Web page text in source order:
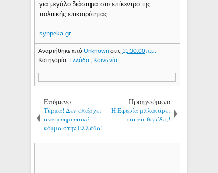
για μεγάλο διάστημα στο επίκεντρο της
πολιτικής επικαιρότητας.
synpeka.gr
Αναρτήθηκε από Unknownστις 11:30:00 π.μ.
Κατηγορία: Ελλάδα Κοινωνία
Επόμενο
Τέρμα! Δεν υπάρχει
αντιμνημονιακό
κόμμα στην Ελλάδα!
Προηγούμενο
Η Εφορία μπλοκάρει
και τις θυρίδες!